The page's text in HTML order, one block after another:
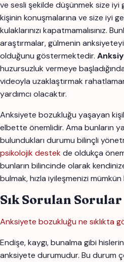
ve sesli şekilde düşünmek size iyi
kişinin konuşmalarına ve size iyi
kulaklarınızı kapatmamalısınız.
araştırmalar, gülmenin
olduğunu göstermektedir.
huzursuzluk vermeye
videoyla uzaklaştırmak
yardımcı olacaktır.
Anksiyete bozukluğu yaşayan
elbette önemlidir. Ama bunların
bulundukları durumu bilinçli
psikolojik destekde oldukça
bunların bilincinde olarak
bulmak, hızla iyileşmenizi mümkün
Sık Sorulan Sorular
Anksiyete bozukluğu ne sıklıkta
Endişe, kaygı, bunalma gibi
anksiyete durumudur. Bu durum